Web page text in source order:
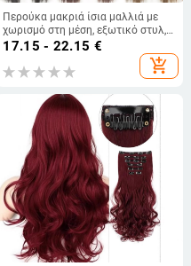
Περούκα μακριά ίσια μαλλιά με
χωρισμό στη μέση, εξωτικό στυλ,
ίνες ανθεκτικές σε υψηλές
θερμοκρασίες, μακριές φράντζες,
μοντέλο 20221103Wig-straight
17.15 - 22.15 €
add_shopping_cart